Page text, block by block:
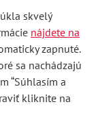
skvelý
nájdete na
zapnuté.
sa nachádzajú
“Súhlasím a
kliknite na